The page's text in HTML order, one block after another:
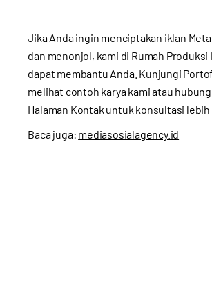
Jika Anda ingin menciptakan iklan
dan menonjol, kami di Rumah Produksi
dapat membantu Anda. Kunjungi
melihat contoh karya kami atau
Halaman Kontak untuk konsultasi lebih
Baca juga: mediasosialagency.id